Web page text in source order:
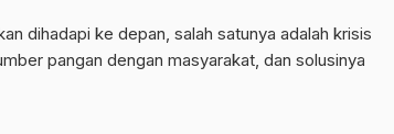
dihadapi ke depan, salah satunya adalah krisis
pangan dengan masyarakat, dan solusinya